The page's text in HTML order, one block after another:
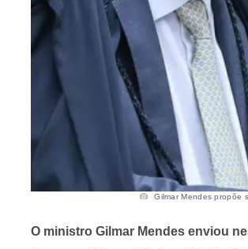
Gilmar Mendes propõe
O ministro Gilmar Mendes enviou